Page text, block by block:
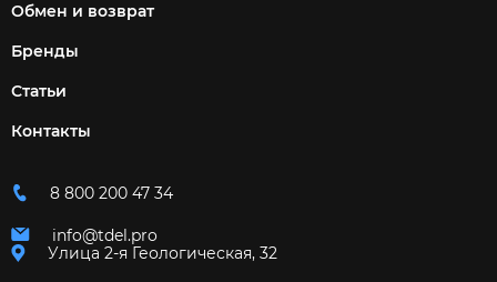
Обмен и возврат
Бренды
Статьи
Контакты
8 800 200 47 34
info@tdel.pro
Улица 2-я Геологическая, 32